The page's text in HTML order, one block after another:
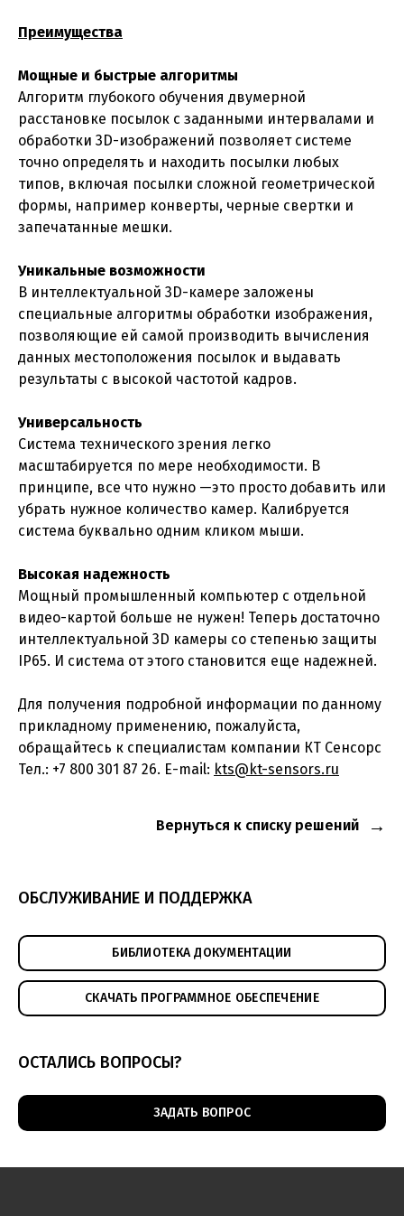
Преимущества
Мощные и быстрые алгоритмы
Алгоритм глубокого обучения двумерной
расстановке посылок с заданными интервалами и
обработки 3D-изображений позволяет системе
точно определять и находить посылки любых
типов, включая посылки сложной геометрической
формы, например конверты, черные свертки и
запечатанные мешки.
Уникальные возможности
В интеллектуальной 3D-камере заложены
специальные алгоритмы обработки изображения,
позволяющие ей самой производить вычисления
данных местоположения посылок и выдавать
результаты с высокой частотой кадров.
Универсальность
Система технического зрения легко
масштабируется по мере необходимости. В
принципе, все что нужно —это просто добавить или
убрать нужное количество камер. Калибруется
система буквально одним кликом мыши.
Высокая надежность
Мощный промышленный компьютер с отдельной
видео-картой больше не нужен! Теперь достаточно
интеллектуальной 3D камеры со степенью защиты
IP65. И система от этого становится еще надежней.
Для получения подробной информации по данному
прикладному применению, пожалуйста,
обращайтесь к специалистам компании КТ Сенсорс
Тел.: +7 800 301 87 26. E-mail: kts@kt-sensors.ru
Вернуться к списку решений
ОБСЛУЖИВАНИЕ И ПОДДЕРЖКА
БИБЛИОТЕКА ДОКУМЕНТАЦИИ
СКАЧАТЬ ПРОГРАММНОЕ ОБЕСПЕЧЕНИЕ
ОСТАЛИСЬ ВОПРОСЫ?
ЗАДАТЬ ВОПРОС